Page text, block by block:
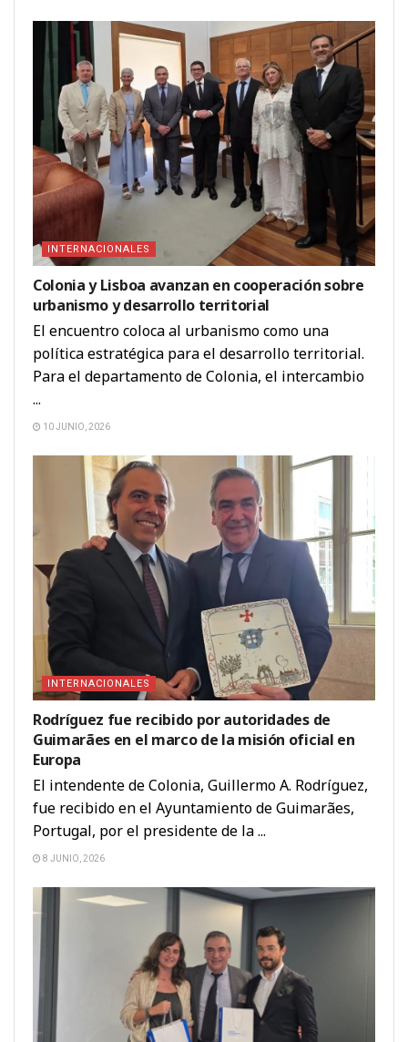
INTERNACIONALES
Colonia y Lisboa avanzan en cooperación sobre
urbanismo y desarrollo territorial
El encuentro coloca al urbanismo como una
política estratégica para el desarrollo territorial.
Para el departamento de Colonia, el intercambio
...
10 JUNIO, 2026
INTERNACIONALES
Rodríguez fue recibido por autoridades de
Guimarães en el marco de la misión oficial en
Europa
El intendente de Colonia, Guillermo A. Rodríguez,
fue recibido en el Ayuntamiento de Guimarães,
Portugal, por el presidente de la ...
8 JUNIO, 2026